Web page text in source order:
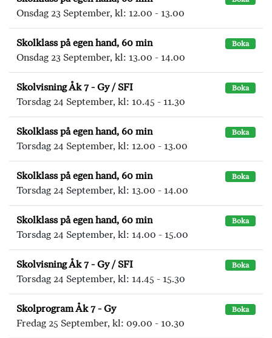
Onsdag 23 September, kl: 12.00 - 13.00
Skolklass på egen hand, 60 min Boka
Onsdag 23 September, kl: 13.00 - 14.00
Skolvisning Åk 7 - Gy / SFI Boka
Torsdag 24 September, kl: 10.45 - 11.30
Skolklass på egen hand, 60 min Boka
Torsdag 24 September, kl: 12.00 - 13.00
Skolklass på egen hand, 60 min Boka
Torsdag 24 September, kl: 13.00 - 14.00
Skolklass på egen hand, 60 min Boka
Torsdag 24 September, kl: 14.00 - 15.00
Skolvisning Åk 7 - Gy / SFI Boka
Torsdag 24 September, kl: 14.45 - 15.30
Skolprogram Åk 7 - Gy Boka
Fredag 25 September, kl: 09.00 - 10.30